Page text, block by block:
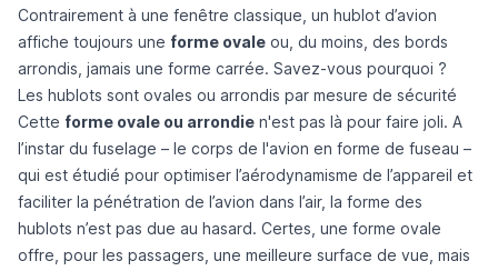
Contrairement à une fenêtre classique, un hublot d’avion
affiche toujours une forme ovale ou, du moins, des bords
arrondis, jamais une forme carrée. Savez-vous pourquoi ?
Les hublots sont ovales ou arrondis par mesure de sécurité
Cette forme ovale ou arrondie n'est pas là pour faire joli. A
l’instar du fuselage – le corps de l'avion en forme de fuseau –
qui est étudié pour optimiser l’aérodynamisme de l’appareil et
faciliter la pénétration de l’avion dans l’air, la forme des
hublots n’est pas due au hasard. Certes, une forme ovale
offre, pour les passagers, une meilleure surface de vue, mais